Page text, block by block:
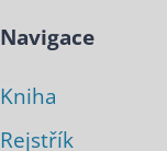
Navigace
Kniha
Rejstřík